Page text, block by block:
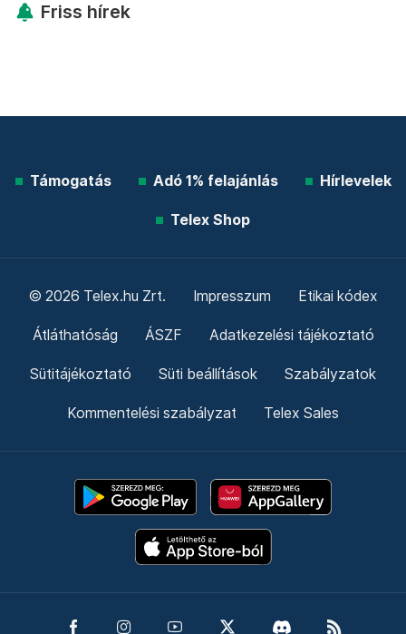
Friss hírek
Támogatás Adó 1% felajánlás Hírlevelek
Telex Shop
© 2026 Telex.hu Zrt. Impresszum Etikai kódex
Átláthatóság ÁSZF Adatkezelési tájékoztató
Sütitájékoztató Süti beállítások Szabályzatok
Kommentelési szabályzat Telex Sales